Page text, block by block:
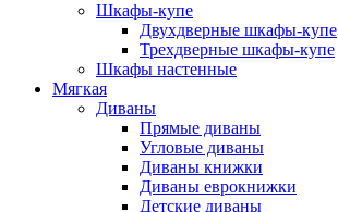
Шкафы-купе
Двухдверные шкафы-купе
Трехдверные шкафы-купе
Шкафы настенные
Мягкая
Диваны
Прямые диваны
Угловые диваны
Диваны книжки
Диваны еврокнижки
Детские диваны